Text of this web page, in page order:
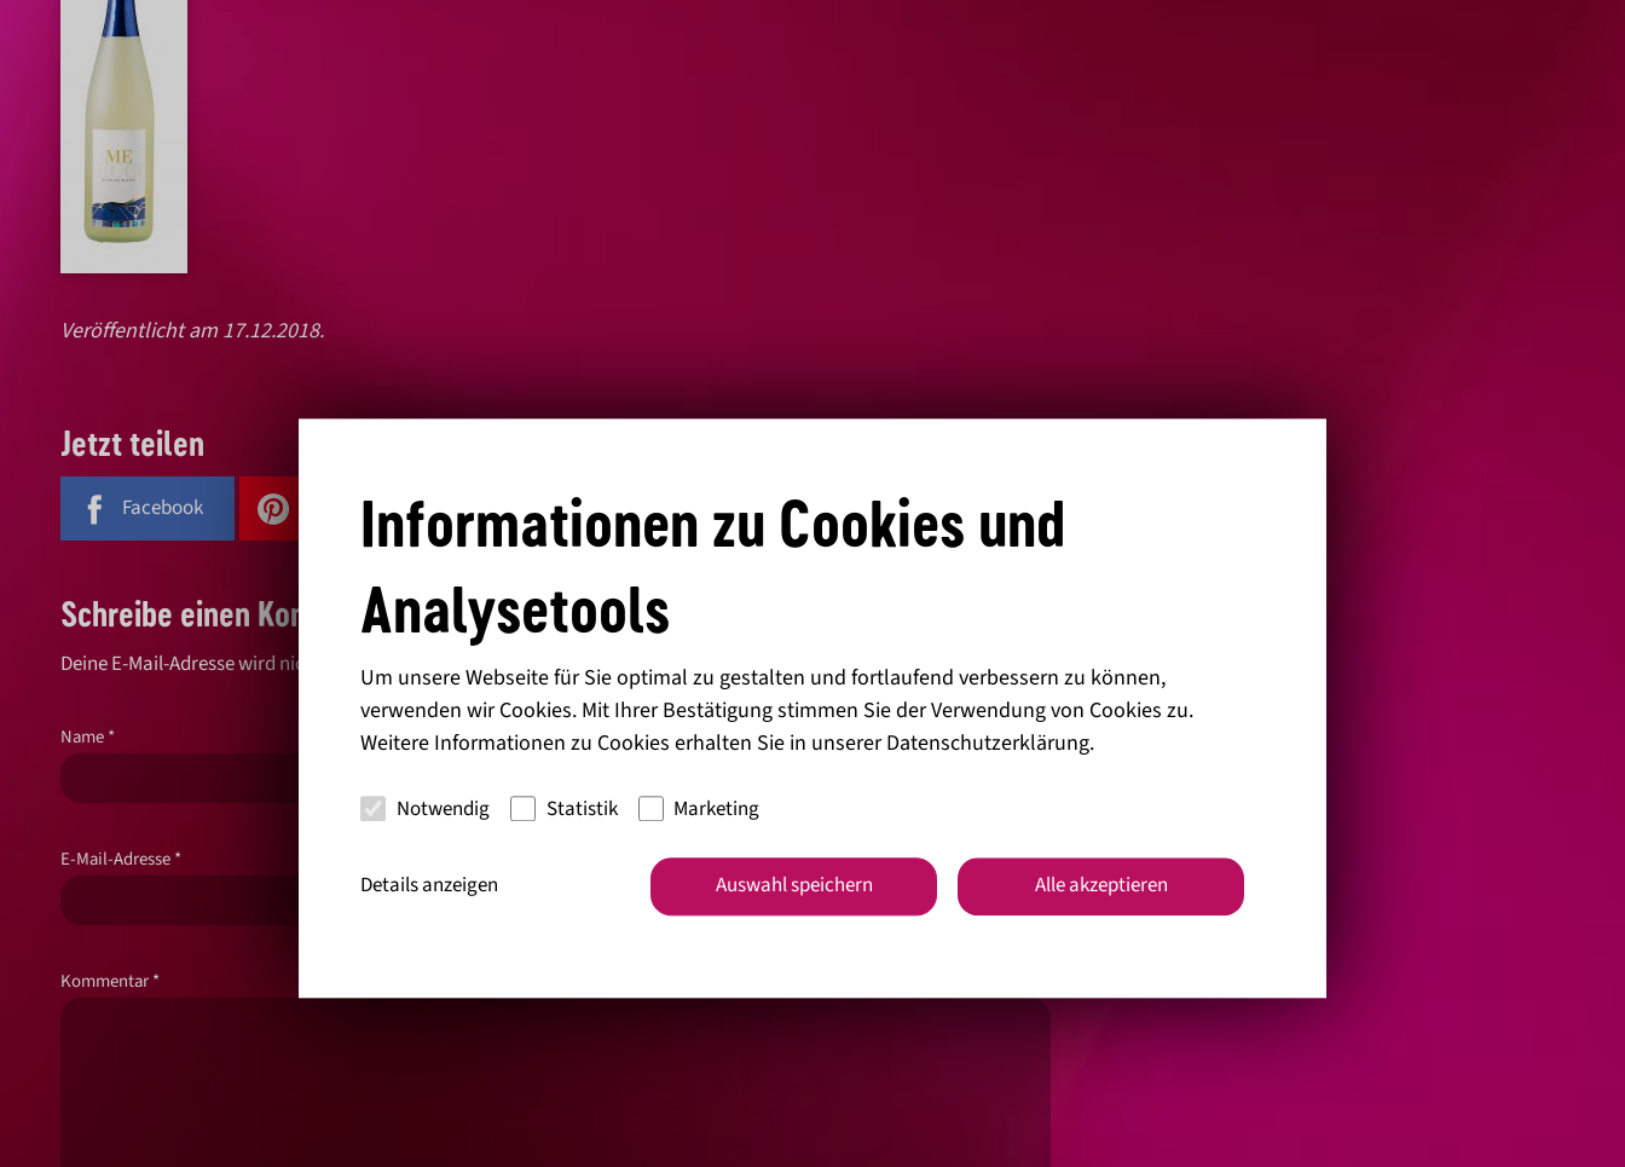
Veröffentlicht am 17.12.2018.
Jetzt teilen
Facebook Pinterest E-Mail
Schreibe einen Kommentar
Deine E-Mail-Adresse wird nicht veröffentlicht. Erforderliche Felder sind mit markiert
Name*
E-Mail-Adresse*
Kommentar*
Informationen zu Cookies und
Analysetools
Um unsere Webseite für Sie optimal zu gestalten und fortlaufend verbessern zu können,
verwenden wir Cookies. Mit Ihrer Bestätigung stimmen Sie der Verwendung von Cookies zu.
Weitere Informationen zu Cookies erhalten Sie in unsererDatenschutzerklärung.
Notwendig Statistik Marketing
Details anzeigen Auswahl speichern Alle akzeptieren